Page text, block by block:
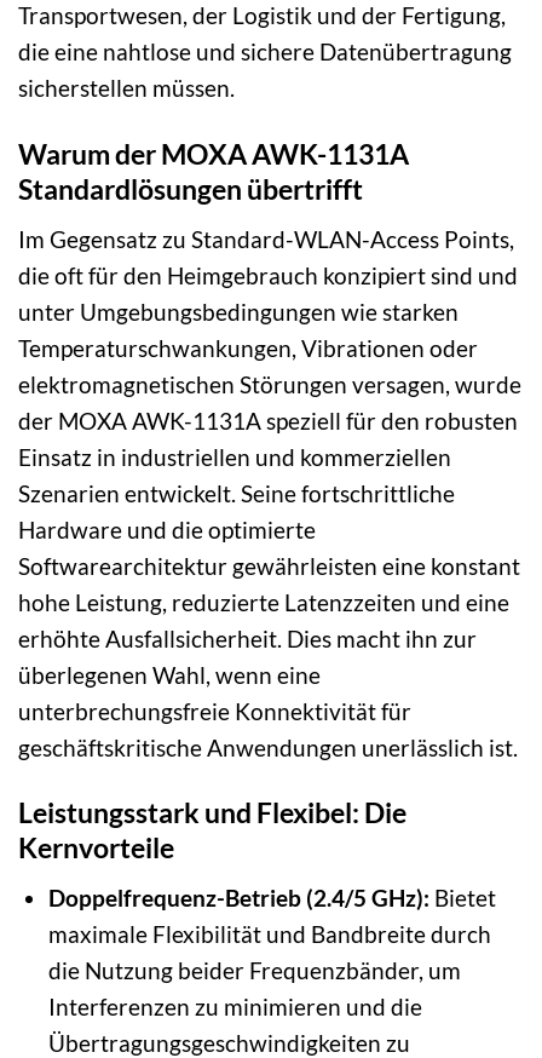
Transportwesen, der Logistik und der Fertigung,
die eine nahtlose und sichere Datenübertragung
sicherstellen müssen.
Warum der MOXA AWK-1131A
Standardlösungen übertrifft
Im Gegensatz zu Standard-WLAN-Access Points,
die oft für den Heimgebrauch konzipiert sind und
unter Umgebungsbedingungen wie starken
Temperaturschwankungen, Vibrationen oder
elektromagnetischen Störungen versagen, wurde
der MOXA AWK-1131A speziell für den robusten
Einsatz in industriellen und kommerziellen
Szenarien entwickelt. Seine fortschrittliche
Hardware und die optimierte
Softwarearchitektur gewährleisten eine konstant
hohe Leistung, reduzierte Latenzzeiten und eine
erhöhte Ausfallsicherheit. Dies macht ihn zur
überlegenen Wahl, wenn eine
unterbrechungsfreie Konnektivität für
geschäftskritische Anwendungen unerlässlich ist.
Leistungsstark und Flexibel: Die
Kernvorteile
Doppelfrequenz-Betrieb (2.4/5 GHz): Bietet
maximale Flexibilität und Bandbreite durch
die Nutzung beider Frequenzbänder, um
Interferenzen zu minimieren und die
Übertragungsgeschwindigkeiten zu